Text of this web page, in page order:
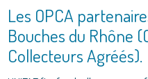
Les OPCA
Bouches du Rhône
Collecteurs Agréés).